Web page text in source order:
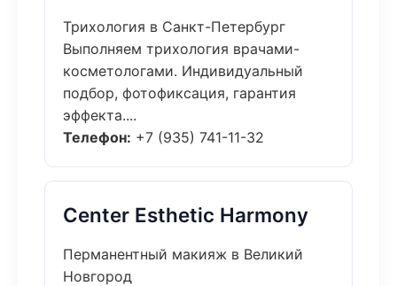
Трихология в Санкт-Петербург
Выполняем трихология врачами-
косметологами. Индивидуальный
подбор, фотофиксация, гарантия
эффекта....
Телефон: +7 (935) 741-11-32
Center Esthetic Harmony
Перманентный макияж в Великий
Новгород